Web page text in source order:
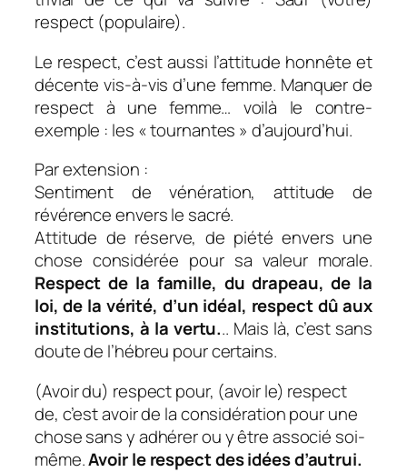
respect (populaire).
Le respect, c’est aussi l’attitude honnête et
décente vis-à-vis d’une femme. Manquer de
respect à une femme… voilà le contre-
exemple : les « tournantes » d’aujourd’hui.
Par extension :
Sentiment de vénération, attitude de
révérence envers le sacré.
Attitude de réserve, de piété envers une
chose considérée pour sa valeur morale.
Respect de la famille, du drapeau, de la
loi, de la vérité, d’un idéal, respect dû aux
institutions, à la vertu... Mais là, c’est sans
doute de l’hébreu pour certains.
(Avoir du) respect pour, (avoir le) respect
de, c’est avoir de la considération pour une
chose sans y adhérer ou y être associé soi-
même.Avoir le respect des idées d’autrui.